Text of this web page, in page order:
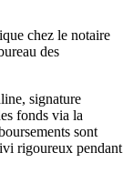
chez le notaire
des
signature
fonds via la
sont
rigoureux pendant